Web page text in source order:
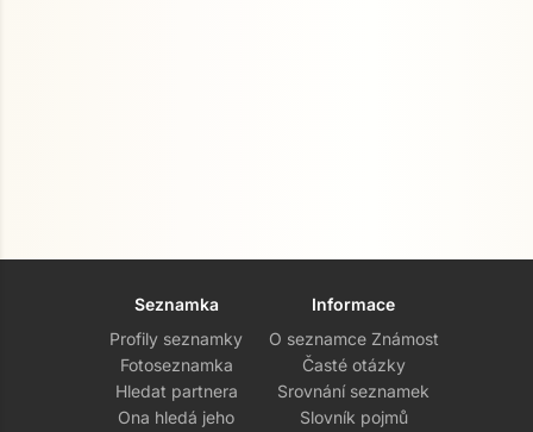
Seznamka
Profily seznamky
Fotoseznamka
Hledat partnera
Ona hledá jeho
Informace
O seznamce Známost
Časté otázky
Srovnání seznamek
Slovník pojmů